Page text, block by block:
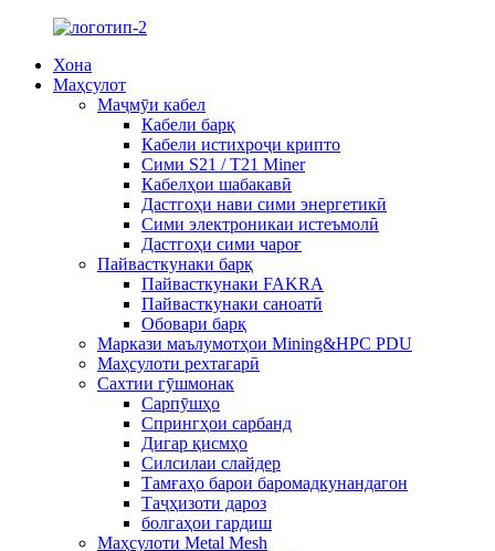
Хона
Маҳсулот
Маҷмӯи кабел
Кабели барқ
Кабели истихроҷи крипто
Сими S21 / T21 Miner
Кабелҳои шабакавӣ
Дастгоҳи нави сими энергетикӣ
Сими электроникаи истеъмолӣ
Дастгоҳи сими чароғ
Пайвасткунаки барқ
Пайвасткунаки FAKRA
Пайвасткунаки саноатӣ
Обовари барқ
Маркази маълумотҳои Mining&HPC PDU
Маҳсулоти рехтагарӣ
Сахтии гӯшмонак
Сарпӯшҳо
Спрингҳои сарбанд
Дигар қисмҳо
Силсилаи слайдер
Тамғаҳо барои баромадкунандагон
Таҷҳизоти дароз
болгаҳои гардиш
Маҳсулоти Metal Mesh